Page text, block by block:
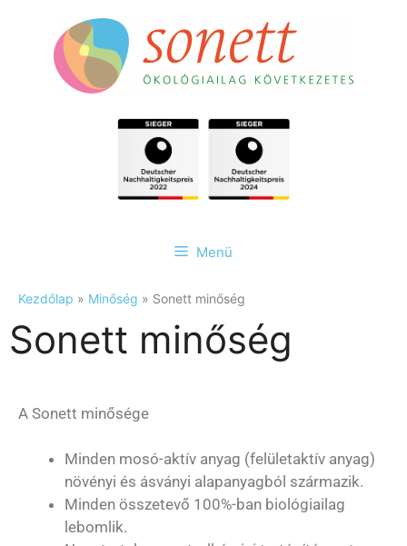
Menü
Kezdőlap » Minőség » Sonett minőség
Sonett minőség
A Sonett minősége
Minden mosó-aktív anyag (felületaktív anyag)
növényi és ásványi alapanyagból származik.
Minden összetevő 100%-ban biológiailag
lebomlik.